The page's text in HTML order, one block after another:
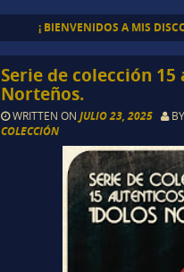
¡ BIENVENIDOS A MIS
Serie de colección
Norteños.
WRITTEN ONJULIO 23, 2025
COLECCIÓN